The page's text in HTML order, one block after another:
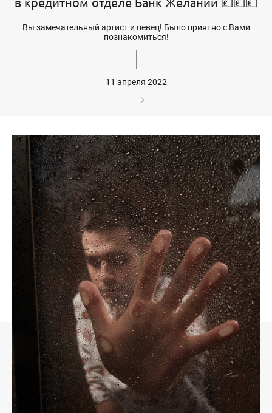
Вы замечательный артист и певец! Было приятно с Вами
познакомиться!
11 апреля 2022